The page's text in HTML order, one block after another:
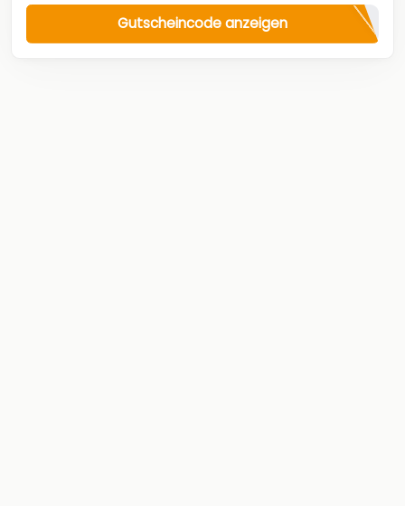
Gutscheincode anzeigen